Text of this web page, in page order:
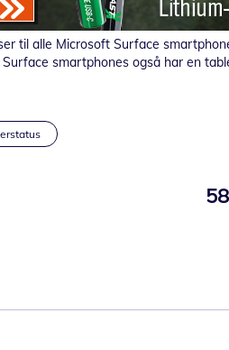
til alle Microsoft Surface
smartphones også har en